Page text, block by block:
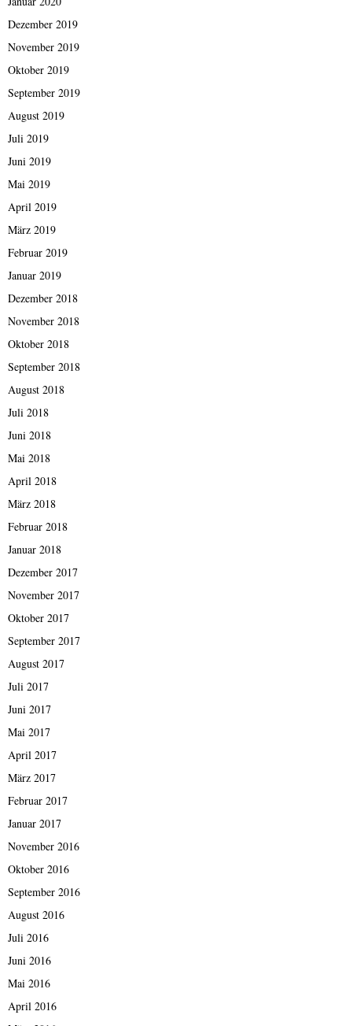
Dezember 2019
November 2019
Oktober 2019
September 2019
August 2019
Juli 2019
Juni 2019
Mai 2019
April 2019
März 2019
Februar 2019
Januar 2019
Dezember 2018
November 2018
Oktober 2018
September 2018
August 2018
Juli 2018
Juni 2018
Mai 2018
April 2018
März 2018
Februar 2018
Januar 2018
Dezember 2017
November 2017
Oktober 2017
September 2017
August 2017
Juli 2017
Juni 2017
Mai 2017
April 2017
März 2017
Februar 2017
Januar 2017
November 2016
Oktober 2016
September 2016
August 2016
Juli 2016
Juni 2016
Mai 2016
April 2016